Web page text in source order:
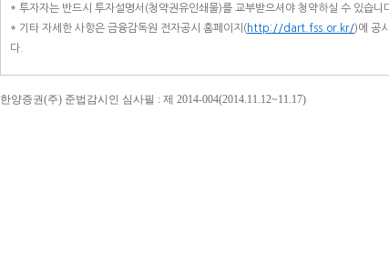
* 투자자는 반드시 투자설명서(청약권유인쇄물)를 교부받으셔야 청약하실 수 있습니
* 기타 자세한 사항은 금융감독원 전자공시 홈페이지( http://dart.fss.or.kr/)에 공
다.
한양증권(주) 준법감시인 심사필 : 제 2014-004(2014.11.12~11.17)